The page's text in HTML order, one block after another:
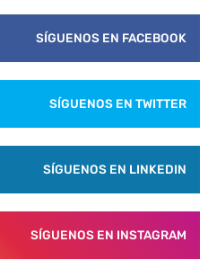
SÍGUENOS EN FACEBOOK
SÍGUENOS EN TWITTER
SÍGUENOS EN LINKEDIN
SÍGUENOS EN INSTAGRAM